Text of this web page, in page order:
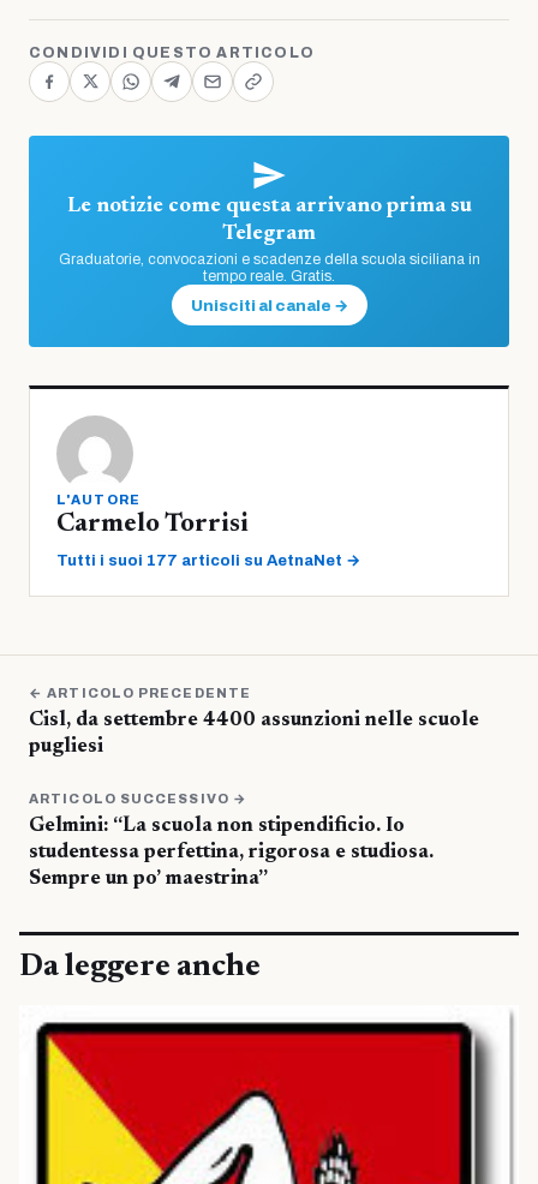
CONDIVIDI QUESTO ARTICOLO
Le notizie come questa arrivano prima su
Telegram
Graduatorie, convocazioni e scadenze della scuola siciliana in
tempo reale. Gratis.
Unisciti al canale →
L'AUTORE
Carmelo Torrisi
Tutti i suoi 177 articoli su AetnaNet →
← ARTICOLO PRECEDENTE
Cisl, da settembre 4400 assunzioni nelle scuole
pugliesi
ARTICOLO SUCCESSIVO →
Gelmini: “La scuola non stipendificio. Io
studentessa perfettina, rigorosa e studiosa.
Sempre un po’ maestrina”
Da leggere anche